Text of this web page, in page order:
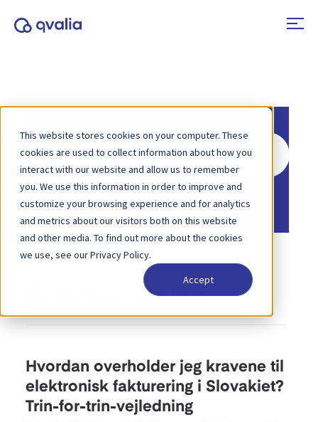
This website stores cookies on your computer. These
cookies are used to collect information about how you
interact with our website and allow us to remember
you. We use this information in order to improve and
customize your browsing experience and for analytics
and metrics about our visitors both on this website
and other media. To find out more about the cookies
we use, see our Privacy Policy.
Accept
Søg
efter
Hjem Vidensbase
Digital postbude
Hvordan overholder jeg kravene til
elektronisk fakturering i Slovakiet?
Trin-for-trin-vejledning